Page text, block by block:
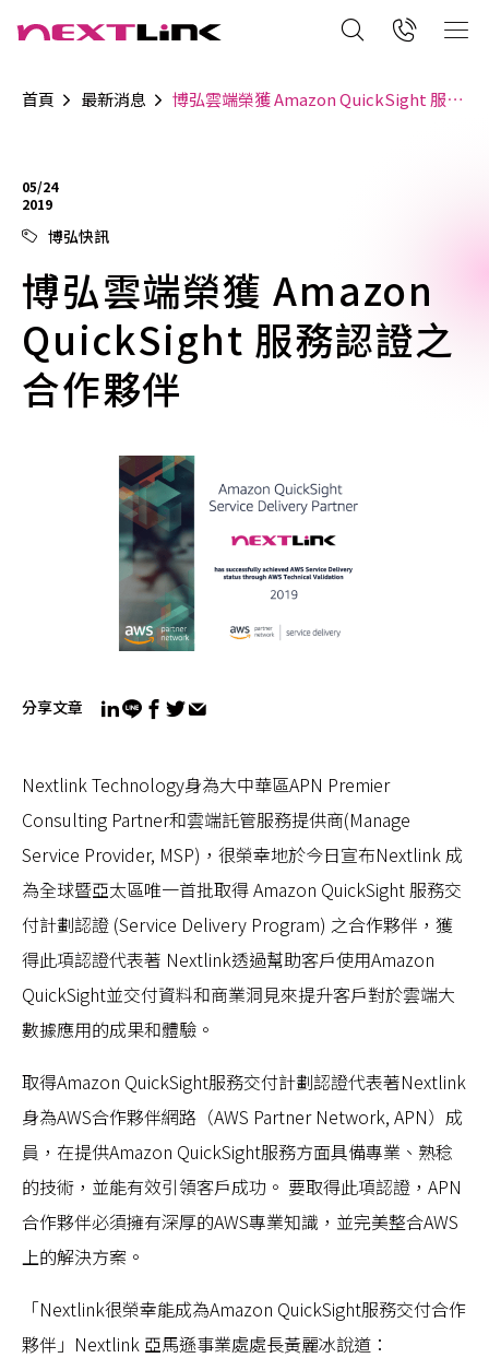
首頁 最新消息 博弘雲端榮獲 Amazon QuickSight 服務認證之合作夥伴
05/24
2019
博弘快訊
博弘雲端榮獲 Amazon
QuickSight 服務認證之
合作夥伴
分享文章
Nextlink Technology身為大中華區APN Premier
Consulting Partner和雲端託管服務提供商(Manage
Service Provider, MSP)，很榮幸地於今日宣布Nextlink 成
為全球暨亞太區唯一首批取得 Amazon QuickSight 服務交
付計劃認證 (Service Delivery Program) 之合作夥伴，獲
得此項認證代表著 Nextlink透過幫助客戶使用Amazon
QuickSight並交付資料和商業洞見來提升客戶對於雲端大
數據應用的成果和體驗。
取得Amazon QuickSight服務交付計劃認證代表著Nextlink
身為AWS合作夥伴網路（AWS Partner Network, APN）成
員，在提供Amazon QuickSight服務方面具備專業、熟稔
的技術，並能有效引領客戶成功。 要取得此項認證，APN
合作夥伴必須擁有深厚的AWS專業知識，並完美整合AWS
上的解決方案。
「Nextlink很榮幸能成為Amazon QuickSight服務交付合作
夥伴」Nextlink 亞馬遜事業處處長黃麗冰說道：